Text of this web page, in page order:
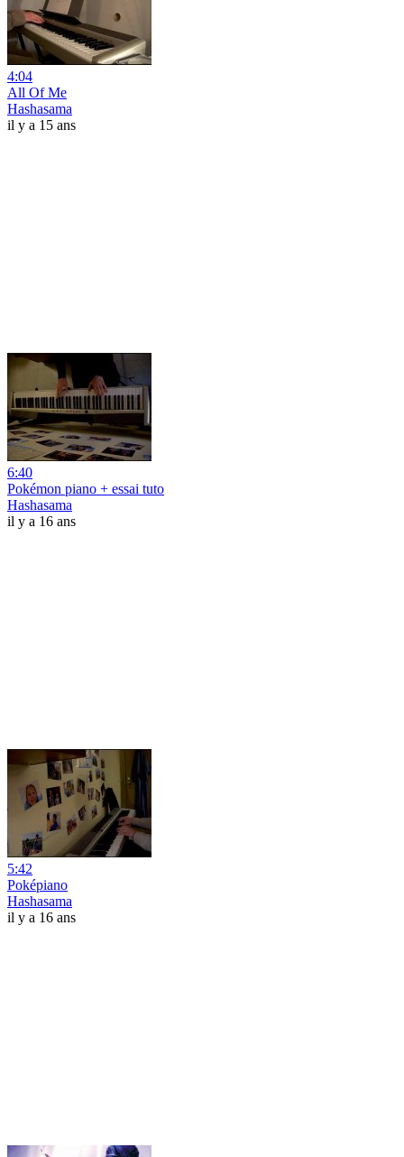
4:04
All Of Me
Hashasama
il y a 15 ans
6:40
Pokémon piano + essai tuto
Hashasama
il y a 16 ans
5:42
Poképiano
Hashasama
il y a 16 ans